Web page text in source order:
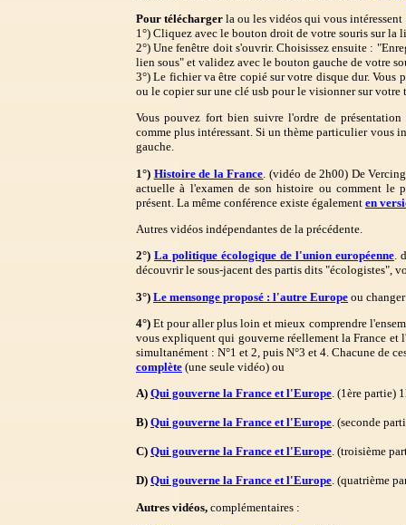
Pour télécharger la ou les vidéos qui vous intéressent
1°) Cliquez avec le bouton droit de votre souris sur la
2°) Une fenêtre doit s'ouvrir. Choisissez ensuite :
lien sous" et validez avec le bouton gauche de votre
3°) Le fichier va être copié sur votre disque dur.
ou le copier sur une clé usb pour le visionner sur votre
Vous pouvez fort bien suivre l'ordre de
comme plus intéressant. Si un thème particulier vous
gauche.
1°) Histoire de la France . (vidéo de 2h00) De
actuelle à l'examen de son histoire ou comment le
présent. La même conférence existe également en
Autres vidéos indépendantes de la précédente.
2°) La politique écologique de l'union européenne.
découvrir le sous-jacent des partis dits "écologistes",
3°) Le mensonge proposé : l'autre Europe ou
4°) Et pour aller plus loin et mieux comprendre
vous expliquent qui gouverne réellement la France et
simultanément : N°1 et 2, puis N°3 et 4. Chacune de
complète (une seule vidéo) ou
A) Qui gouverne la France et l'Europe. (1ère partie)
B) Qui gouverne la France et l'Europe. (seconde
C) Qui gouverne la France et l'Europe. (troisième
D) Qui gouverne la France et l'Europe. (quatrième
Autres vidéos, complémentaires :